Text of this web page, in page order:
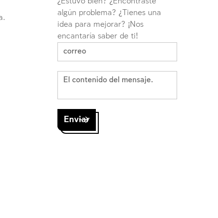
algún problema? ¿Tienes una
idea para mejorar? ¡Nos
encantaría saber de ti!